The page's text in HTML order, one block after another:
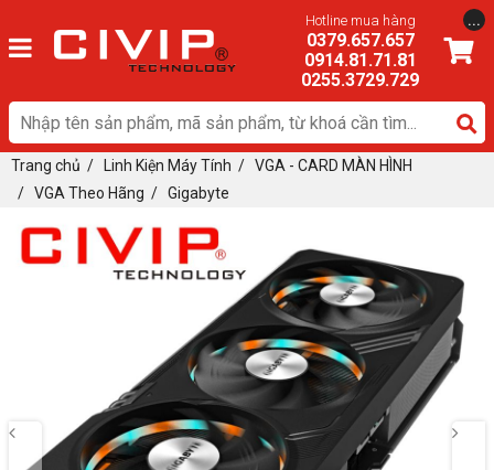
Hotline mua hàng
0379.657.657
0914.81.71.81
0255.3729.729
...
Trang chủ / Linh Kiện Máy Tính / VGA - CARD MÀN HÌNH
/ VGA Theo Hãng / Gigabyte